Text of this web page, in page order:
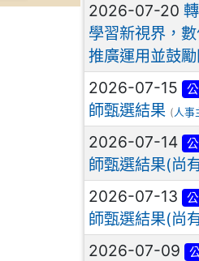
2026-07-20
學習新視界，
推廣運用並鼓
2026-07-15
師甄選結果 (人事
2026-07-14
師甄選結果(尚
2026-07-13
師甄選結果(尚
2026-07-09